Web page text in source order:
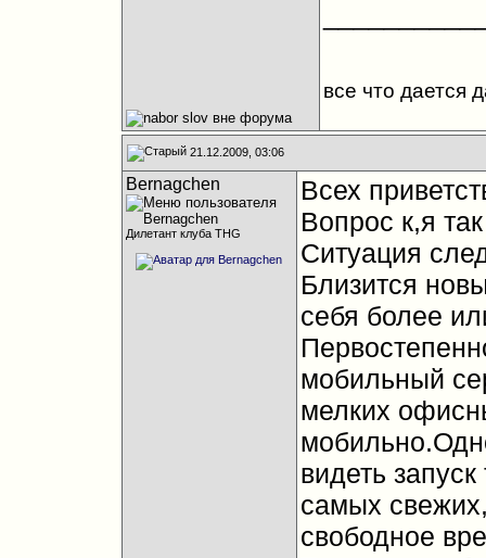
все что дается
21.12.2009, 03:06
Bernagchen
Дилетант клуба THG
Всех
Вопрос к,я
Ситуация
Близится
себя более
мобильный
мелких
видеть
самых
свободное